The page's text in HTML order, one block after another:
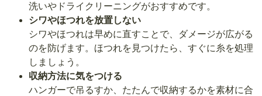
洗いやドライクリーニングがおすすめです。
シワやほつれを放置しない
シワやほつれは早めに直すことで、ダメージが広がる
のを防げます。ほつれを見つけたら、すぐに糸を処理
しましょう。
収納方法に気をつける
ハンガーで吊るすか、たたんで収納するかを素材に合